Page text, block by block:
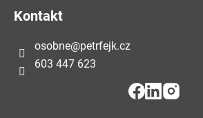
Kontakt
osobne@petrfejk.cz
603 447 623